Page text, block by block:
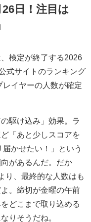
日！注目は
検定が終了する2026
式サイトのランキング
イヤーの人数が確定
駆け込み」効果。ラ
「あと少しスコアを
かせたい！」という
があるんだ。だか
り、最終的な人数はも
。締切が金曜の午前
どこまで取り込める
りそうだね。